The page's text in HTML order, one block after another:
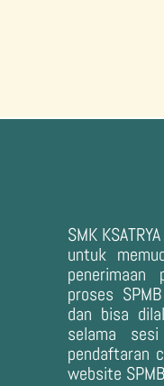
SMK
untuk
proses
dan bisa
selama
pendaftaran
website